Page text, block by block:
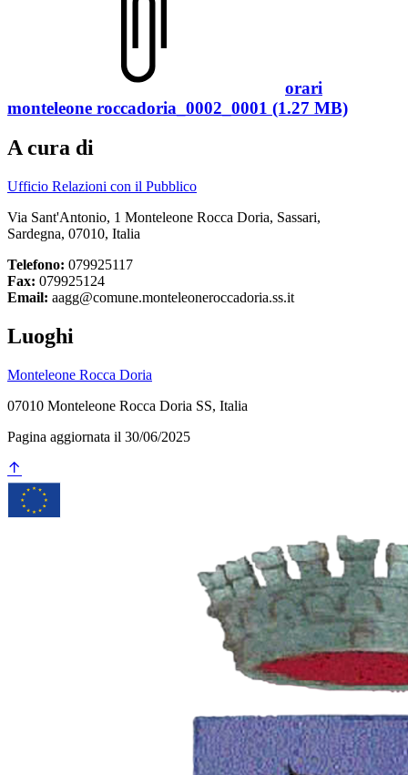
orari
monteleone roccadoria_0002_0001 (1.27 MB)
A cura di
Ufficio Relazioni con il Pubblico
Via Sant'Antonio, 1 Monteleone Rocca Doria, Sassari,
Sardegna, 07010, Italia
Telefono: 079925117
Fax: 079925124
Email: aagg@comune.monteleoneroccadoria.ss.it
Luoghi
Monteleone Rocca Doria
07010 Monteleone Rocca Doria SS, Italia
Pagina aggiornata il 30/06/2025